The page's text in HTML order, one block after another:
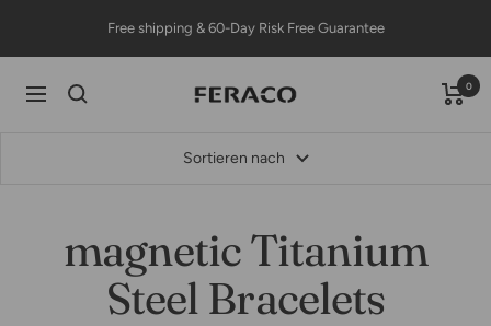
Free shipping & 60-Day Risk Free Guarantee
Navigation Feracojewelry 0
Sortieren nach
magnetic Titanium
Steel Bracelets